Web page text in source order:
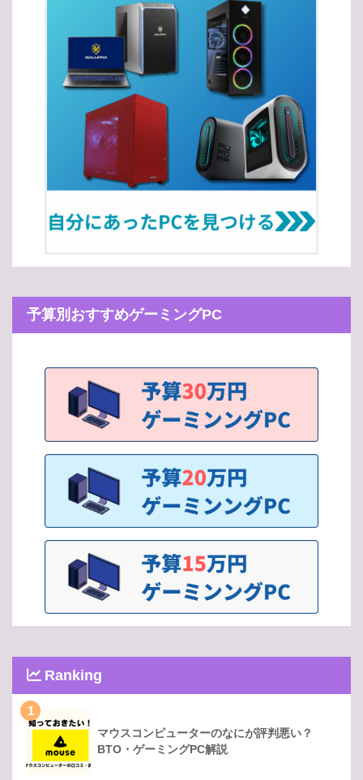
予算別おすすめゲーミングPC
Ranking
1
マウスコンピューターのなにが評判悪い？
BTO・ゲーミングPC解説